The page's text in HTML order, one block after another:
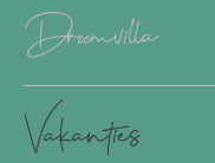
Droomvilla
Vakanties